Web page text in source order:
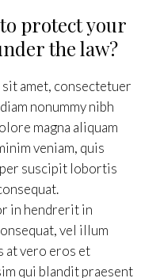
protect your
the law?
amet, consectetuer
nonummy nibh
magna aliquam
veniam, quis
suscipit lobortis
in hendrerit in
vel illum
at vero eros et
qui blandit praesent